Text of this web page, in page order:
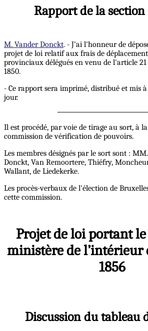
Rapport de la
M. Vander Donckt. - J'ai l'honneur de
projet de loi relatif aux frais de
provinciaux délégués en venu de l'article
1850.
- Ce rapport sera imprimé, distribué et mis
jour.
Il est procédé, par voie de tirage au sort, à
commission de vérification de pouvoirs.
Les membres désignés par le sort sont :
Donckt, Van Remoortere, Thiéfry,
Wallant, de Liedekerke.
Les procès-verbaux de l'élection de
cette commission.
Projet de loi portant
ministère de l’intérieur
1856
Discussion du tableau